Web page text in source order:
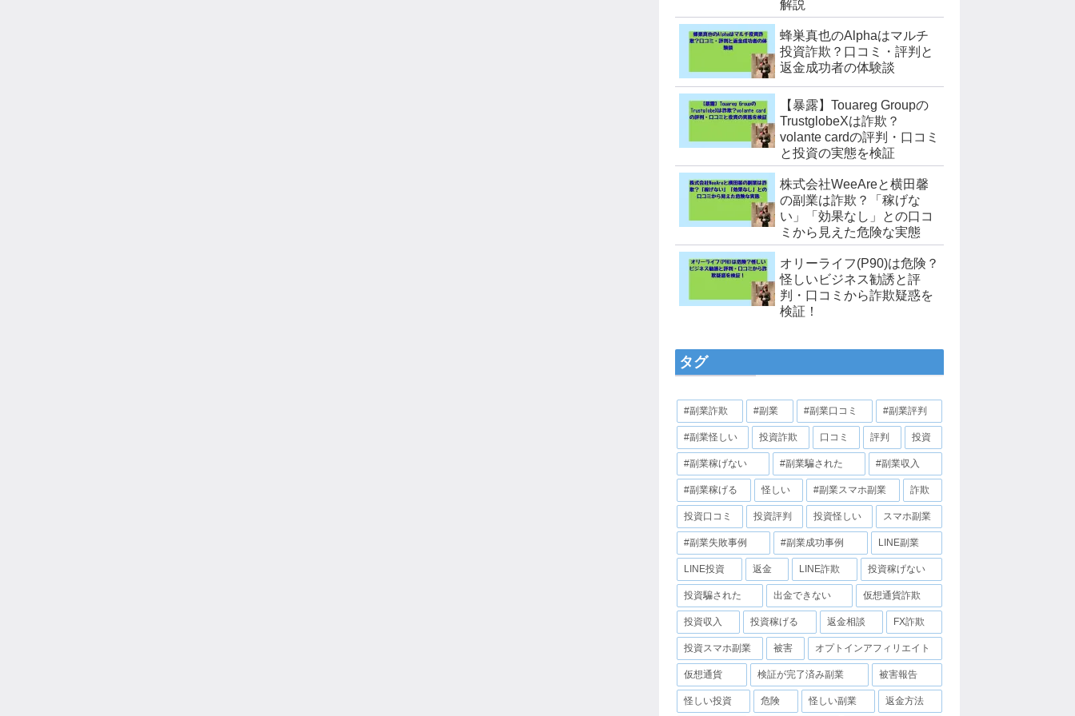
解説
蜂巣真也のAlphaはマルチ
投資詐欺？口コミ・評判と
返金成功者の体験談
【暴露】Touareg Groupの
TrustglobeXは詐欺？
volante cardの評判・口コミ
と投資の実態を検証
株式会社WeeAreと横田馨
の副業は詐欺？「稼げな
い」「効果なし」との口コ
ミから見えた危険な実態
オリーライフ(P90)は危険？
怪しいビジネス勧誘と評
判・口コミから詐欺疑惑を
検証！
タグ
#副業詐欺 #副業 #副業口コミ #副業評判
#副業怪しい 投資詐欺 口コミ 評判 投資
#副業稼げない #副業騙された #副業収入
#副業稼げる 怪しい #副業スマホ副業 詐欺
投資口コミ 投資評判 投資怪しい スマホ副業
#副業失敗事例 #副業成功事例 LINE副業
LINE投資 返金 LINE詐欺 投資稼げない
投資騙された 出金できない 仮想通貨詐欺
投資収入 投資稼げる 返金相談 FX詐欺
投資スマホ副業 被害 オプトインアフィリエイト
仮想通貨 検証が完了済み副業 被害報告
怪しい投資 危険 怪しい副業 返金方法